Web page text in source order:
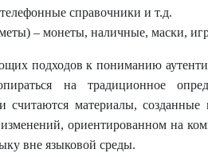
справочники и т.д.
– монеты, наличные, маски,
подходов к пониманию
на традиционное
считаются материалы,
изменений, ориентированном на
вне языковой среды.